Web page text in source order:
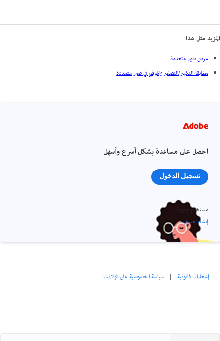
المزيد مثل هذا
عرض صور متعددة
مطابقة التكبير/التصغير والموقع في صور متعددة
احصل على مساعدة بشكل أسرع وأسهل
تسجيل الدخول
مستخدم جديد؟
إنشاء حساب ›
إشعارات قانونية | سياسة الخصوصية على الإنترنت